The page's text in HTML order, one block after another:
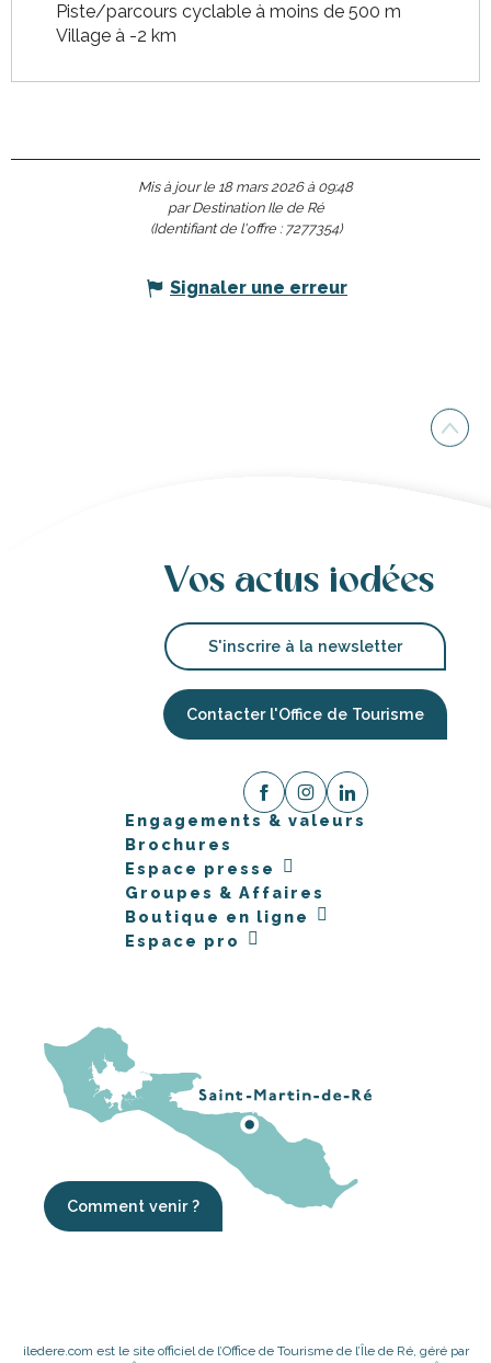
Piste/parcours cyclable à moins de 500 m
Village à -2 km
Mis à jour le 18 mars 2026 à 09:48
par Destination Ile de Ré
(Identifiant de l'offre : 7277354)
Signaler une erreur
Vos actus iodées
S'inscrire à la newsletter
Contacter l'Office de Tourisme
Engagements & valeurs
Brochures
Espace presse
Groupes & Affaires
Boutique en ligne
Espace pro
Comment venir ?
iledere.com est le site officiel de l’Office de Tourisme de l’Île de Ré, géré par